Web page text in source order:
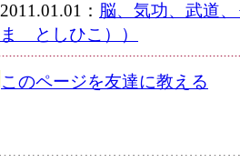
2011.01.01： 脳、気功、武道
ま としひこ））
このページを友達に教える